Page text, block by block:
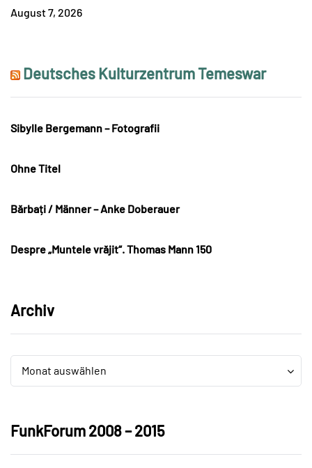
August 7, 2026
Deutsches Kulturzentrum Temeswar
Sibylle Bergemann – Fotografii
Ohne Titel
Bărbați / Männer – Anke Doberauer
Despre „Muntele vrăjit“. Thomas Mann 150
Archiv
Monat auswählen
Archiv
FunkForum 2008 – 2015